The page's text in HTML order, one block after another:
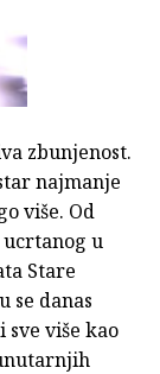
zbunjenost.
najmanje
više. Od
u
Stare
se danas
više kao